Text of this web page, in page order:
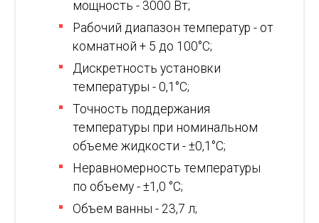
мощность - 3000 Вт;
Рабочий диапазон температур - от
комнатной + 5 до 100°С;
Дискретность установки
температуры - 0,1°С;
Точность поддержания
температуры при номинальном
объеме жидкости - ±0,1°С;
Неравномерность температуры
по объему - ±1,0 °С;
Объем ванны - 23,7 л;